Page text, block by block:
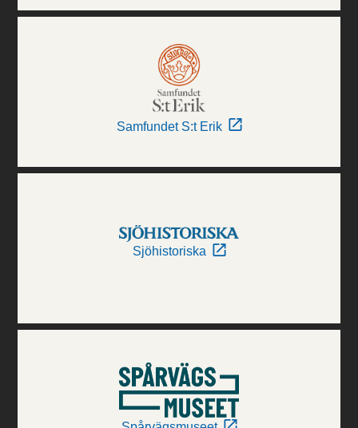
Samfundet S:t Erik
Sjöhistoriska